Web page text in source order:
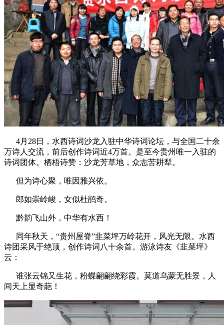
4月28日，水西诗词沙龙入驻中华诗词论坛，与全国二十余
万诗人交流，前后创作诗词近4万首。是至今贵州唯一入驻的
诗词团体。栖梧诗赞：沙龙芳草地，众志苦耕犁。
但为诗心聚，唯因雅兴依。
郎如崇岭峻，女似杜鹃奇。
黔韵飞山外，中华有水西！
同年秋天，“贵州屋脊”韭菜坪万岭花开，风光无限。水西
诗团采风于绝顶，创作诗词八十余首。游泳诗友《韭菜坪》
云：
谁张云锦又生花，粉蝶翩翩绕彩霞。莫道乌蒙无胜景，人
间天上显奇葩！